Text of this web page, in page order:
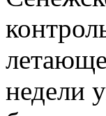
недели